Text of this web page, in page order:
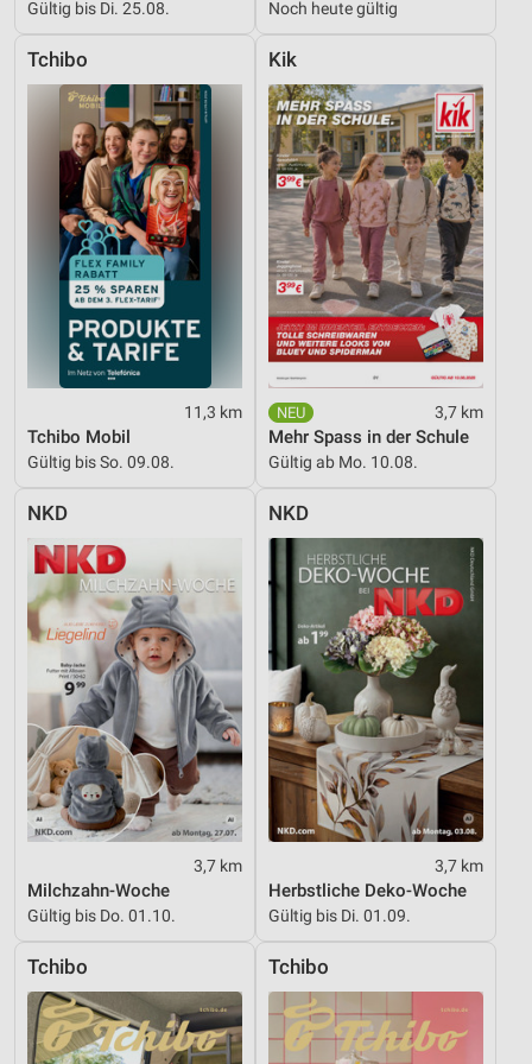
Gültig bis Di. 25.08. Noch heute gültig
Tchibo
11,3 km
Tchibo Mobil
Gültig bis So. 09.08.
Kik
3,7 km
Mehr Spass in der Schule
Gültig ab Mo. 10.08.
NKD
3,7 km
Milchzahn-Woche
Gültig bis Do. 01.10.
NKD
3,7 km
Herbstliche Deko-Woche
Gültig bis Di. 01.09.
Tchibo Tchibo
Quellen
Entwicklung und Verbesserung der Angebote
Verwendung reduzierter Daten zur Auswahl von
Inhalten
IAB-Besonderheiten:
Verwendung genauer Standortdaten
Geräte anhand von aktiv angeforderten
Informationen identifizieren
Nicht-IAB-Verarbeitungszwecke:
Notwendig
Funktional
Werbung